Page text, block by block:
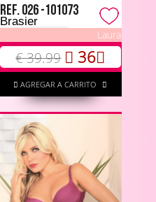
Ref. 026 -101073
Brasier
Laura
€ 39.99 36
AGREGAR A CARRITO